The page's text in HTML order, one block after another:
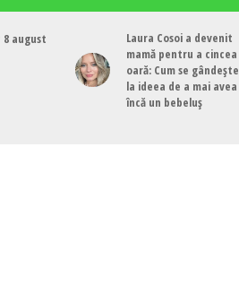
8 august
Laura Cosoi a devenit
mamă pentru a cincea
oară: Cum se gândește
la ideea de a mai avea
încă un bebeluș